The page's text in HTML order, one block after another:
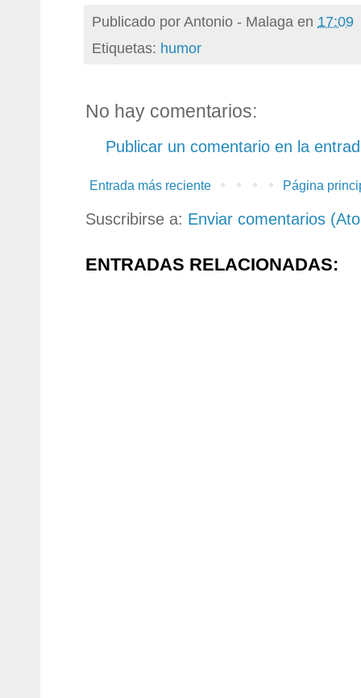
Publicado porAntonio - Malaga en 17:09
Etiquetas: humor
No hay comentarios:
Publicar un comentario en la
Entrada más reciente Página
Suscribirse a: Enviar comentarios
ENTRADAS RELACIONADAS: